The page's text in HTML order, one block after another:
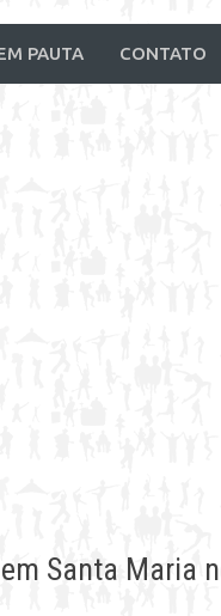
PAUTA CONTATO
Santa Maria